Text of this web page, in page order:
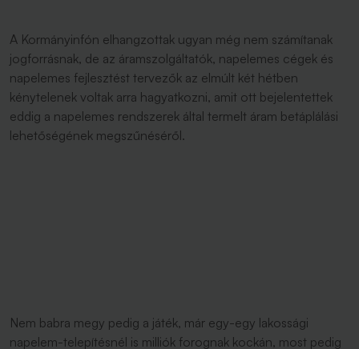
A Kormányinfón elhangzottak ugyan még nem számítanak
jogforrásnak, de az áramszolgáltatók, napelemes cégek és
napelemes fejlesztést tervezők az elmúlt két hétben
kénytelenek voltak arra hagyatkozni, amit ott bejelentettek
eddig a napelemes rendszerek által termelt áram betáplálási
lehetőségének megszűnéséről.
Nem babra megy pedig a játék, már egy-egy lakossági
napelem-telepítésnél is milliók forognak kockán, most pedig